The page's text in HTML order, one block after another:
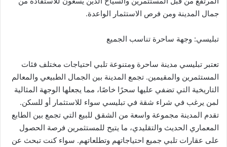
جمال المدينة ومن فرص الاستثمار الواعدة.
تبليسي: وجهة ساحرة تناسب الجميع
تعتبر تبليسي مدينة ساحرة ومتنوعة تلبي احتياجات مختلف فئات
المستثمرين والمقيمين. تجمع المدينة بين الجمال الطبيعي والمعالم
التاريخية التي تضفي عليها سحرًا خاصًا، مما يجعلها الوجهة المثالية
لمن يرغب في شراء شقة في تبليسي سواء للاستثمار أو للسكن.
تقدم المدينة مجموعة واسعة من الشقق للبيع التي تجمع بين الطابع
المعماري الحديث والتقليدي، ما يتيح للمستثمرين فرصة الحصول
على عقارات تلبي جميع احتياجاتهم وتطلعاتهم. سواء كنت تبحث عن